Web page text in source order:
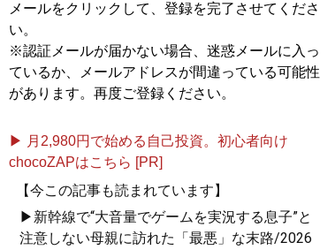
メールをクリックして、登録を完了させてくださ
い。
※認証メールが届かない場合、迷惑メールに入っ
ているか、メールアドレスが間違っている可能性
があります。再度ご登録ください。
▶ 月2,980円で始める自己投資。初心者向け
chocoZAPはこちら [PR]
【今この記事も読まれています】
▶新幹線で“大音量でゲームを実況する息子”と
注意しない母親に訪れた「最悪」な末路/2026